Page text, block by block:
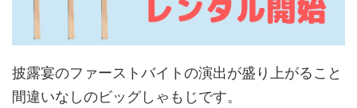
披露宴のファーストバイトの演出が盛り上がること
間違いなしのビッグしゃもじです。